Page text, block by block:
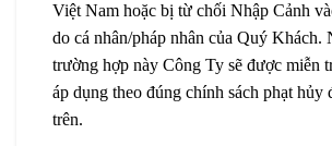
Việt Nam hoặc bị từ chối Nhập Cảnh
do cá nhân/pháp nhân của Quý Khách.
trường hợp này Công Ty sẽ được miễn
áp dụng theo đúng chính sách phạt hủy
trên.